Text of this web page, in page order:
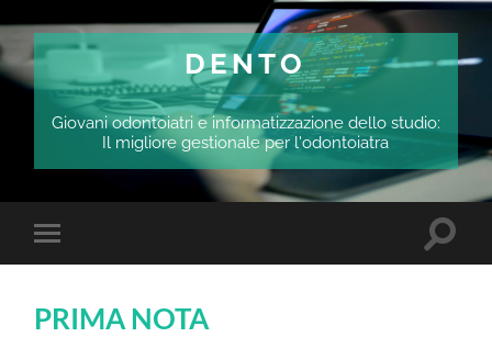
DENTO
Giovani odontoiatri e informatizzazione dello studio:
Il migliore gestionale per l'odontoiatra
Attiva/disattiva
il
dispositivi
PRIMA NOTA